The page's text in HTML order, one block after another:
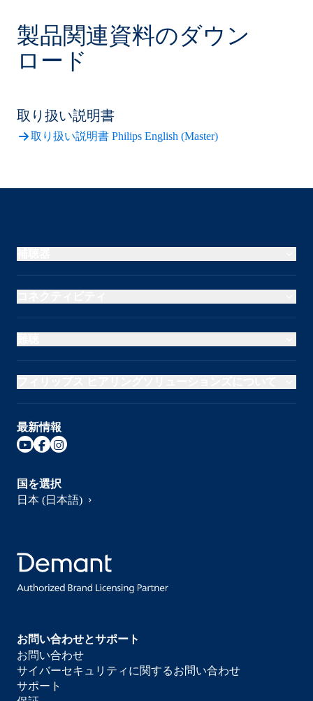
製品関連資料のダウン
ロード
取り扱い説明書
取り扱い説明書 Philips English (Master)
お問い合わせとサポート
お問い合わせ
サイバーセキュリティに関するお問い合わせ
サポート
最新情報
国を選択
日本 (日本語)